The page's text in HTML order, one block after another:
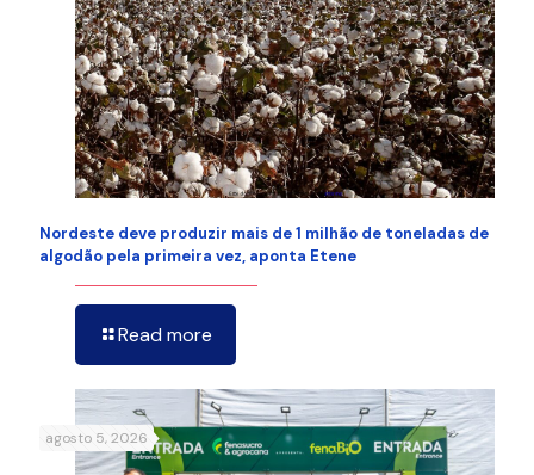
Nordeste deve produzir mais de 1 milhão de toneladas de
algodão pela primeira vez, aponta Etene
Read more
agosto 5, 2026